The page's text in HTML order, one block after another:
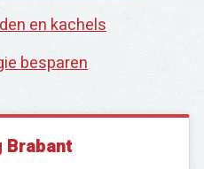
en kachels
besparen
Brabant